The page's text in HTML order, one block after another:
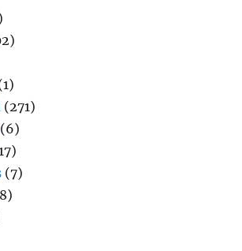
(271)
(6)
(7)